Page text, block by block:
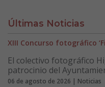
Últimas Noticias
XIII Concurso fotográfico
El colectivo fotográfico
patrocinio del
06 de agosto de 2026 | Noticias